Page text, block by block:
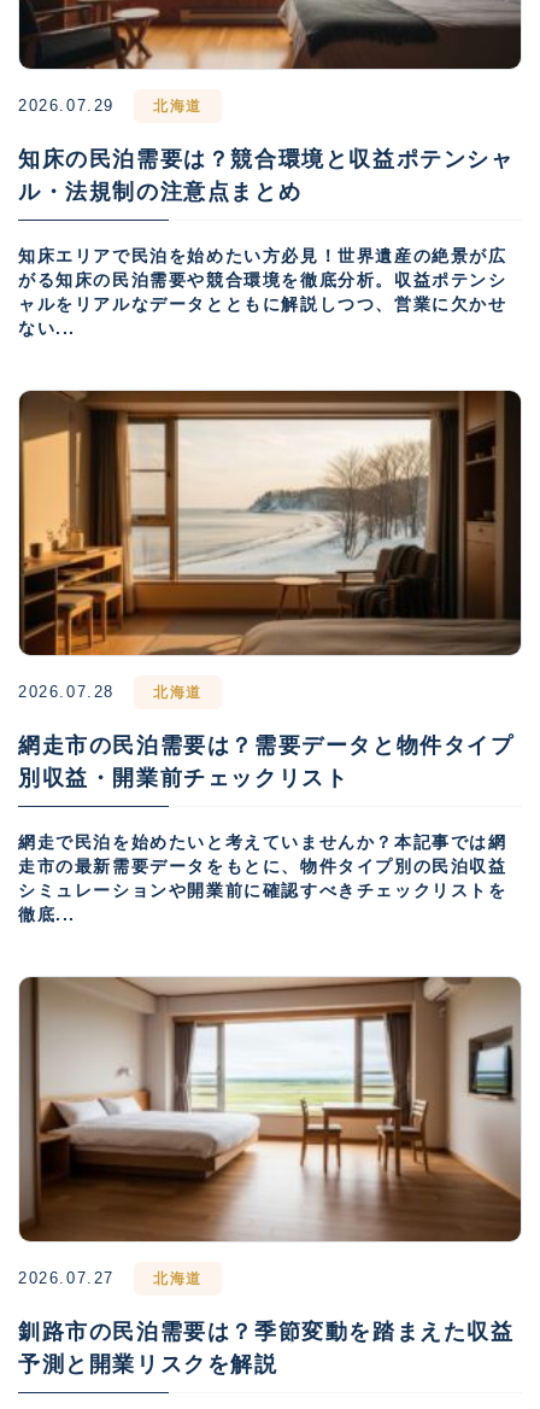
2026.07.29 北海道
知床の民泊需要は？競合環境と収益ポテンシャ
ル・法規制の注意点まとめ
知床エリアで民泊を始めたい方必見！世界遺産の絶景が広
がる知床の民泊需要や競合環境を徹底分析。収益ポテンシ
ャルをリアルなデータとともに解説しつつ、営業に欠かせ
ない...
2026.07.28 北海道
網走市の民泊需要は？需要データと物件タイプ
別収益・開業前チェックリスト
網走で民泊を始めたいと考えていませんか？本記事では網
走市の最新需要データをもとに、物件タイプ別の民泊収益
シミュレーションや開業前に確認すべきチェックリストを
徹底...
2026.07.27 北海道
釧路市の民泊需要は？季節変動を踏まえた収益
予測と開業リスクを解説